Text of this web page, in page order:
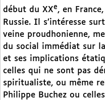
début du XXe, en
Russie. Il s’intéresse
veine proudhonienne,
du social immédiat sur
et ses implications
celles qui ne sont pas
spiritualiste, ou même
Philippe Buchez ou